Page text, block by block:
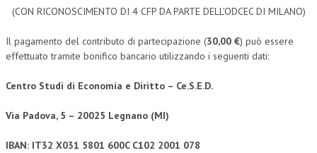
CIVILE
TRIBUTARIA
NEWS
(CON RICONOSCIMENTO DI 4 CFP DA PARTE DELL’ODCEC DI MILANO)
Il pagamento del contributo di partecipazione (30,00 €) può essere
effettuato tramite bonifico bancario utilizzando i seguenti dati:
Centro Studi di Economia e Diritto – Ce.S.E.D.
Via Padova, 5 – 20025 Legnano (MI)
IBAN: IT32 X031 5801 600C C102 2001 078